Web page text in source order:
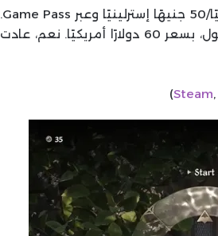
بسعر 50 دولارًا أمريكيًا/50 جنيهًا إسترلينيًا وعبر Game Pass.
أما النسخة الفاخرة، فتضم دروعًا وأسلحةً حصرية، بالإضافة إلى دروع خيول، بسعر 60 دولارًا أمريكيًا. نعم، عادت
Steam,
)